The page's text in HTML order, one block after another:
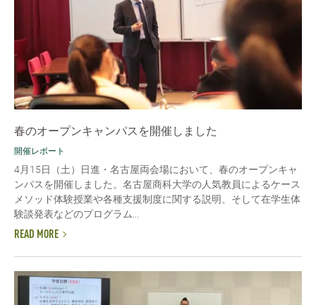
春のオープンキャンパスを開催しました
開催レポート
4月15日（土）日進・名古屋両会場において、春のオープンキャ
ンパスを開催しました。名古屋商科大学の人気教員によるケース
メソッド体験授業や各種支援制度に関する説明、そして在学生体
験談発表などのプログラム...
READ MORE